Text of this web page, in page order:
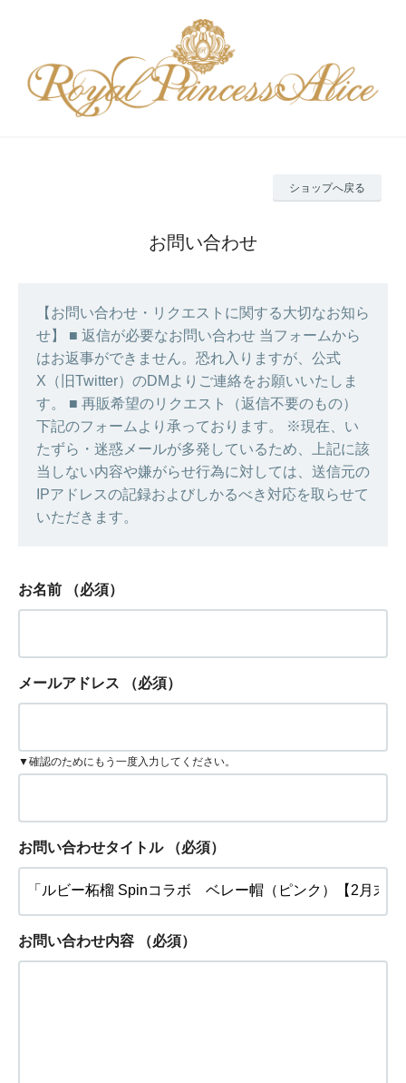
ショップへ戻る
お問い合わせ
【お問い合わせ・リクエストに関する大切なお知ら
せ】 ■ 返信が必要なお問い合わせ 当フォームから
はお返事ができません。恐れ入りますが、公式
X（旧Twitter）のDMよりご連絡をお願いいたしま
す。 ■ 再販希望のリクエスト（返信不要のもの）
下記のフォームより承っております。 ※現在、い
たずら・迷惑メールが多発しているため、上記に該
当しない内容や嫌がらせ行為に対しては、送信元の
IPアドレスの記録およびしかるべき対応を取らせて
いただきます。
お名前 （必須）
メールアドレス （必須）
▼確認のためにもう一度入力してください。
お問い合わせタイトル （必須）
お問い合わせ内容 （必須）